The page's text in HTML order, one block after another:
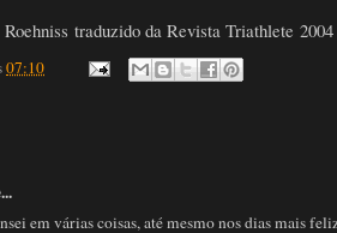
traduzido da Revista Triathlete 2004
07:10
em várias coisas, até mesmo nos dias mais